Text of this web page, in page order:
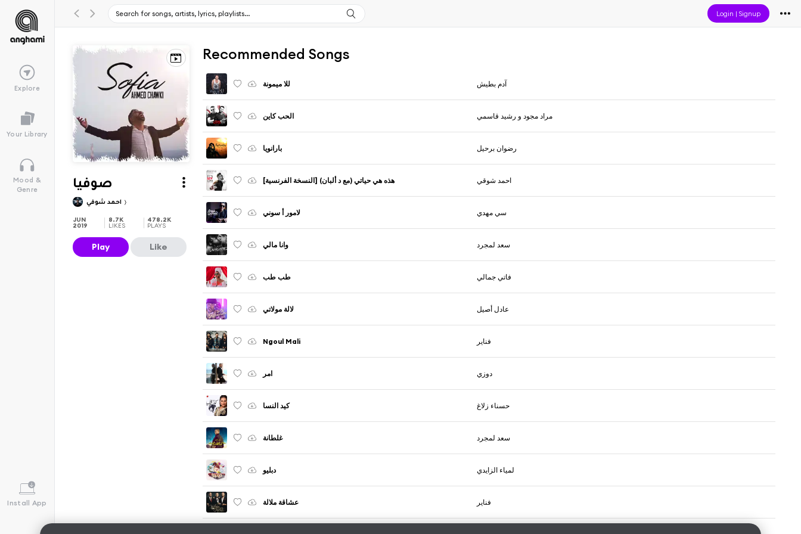
Login |Signup
Explore
Your Library
Mood &
Genre
Install App
صوفيا
JUN
2019
8.7K
LIKES
478.2K
PLAYS
Play Like
Recommended Songs
للا ميمونة آدم بطيش
الحب كاين مراد مجود و رشيد قاسمي
بارانويا رضوان برحيل
هذه هي حياتي (مع د ألبان) [النسخة الفرنسية] احمد شوقي
لامور أ سوني سي مهدي
وانا مالي سعد لمجرد
طب طب فاتي جمالي
لالة مولاتي عادل أصيل
Ngoul Mali فناير
امر دوزي
كيد النسا حسناء زلاغ
غلطانة سعد لمجرد
دبليو لمياء الزايدي
عشاقة ملالة فناير